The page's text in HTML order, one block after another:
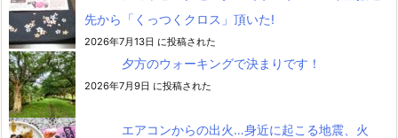
先から「くっつくクロス」頂いた!
2026年7月13日 に投稿された
夕方のウォーキングで決まりです！
2026年7月9日 に投稿された
エアコンからの出火…身近に起こる地震、火